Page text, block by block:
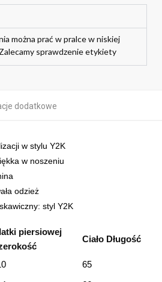
można prać w pralce w niskiej
sprawdzenie etykiety
dodatkowe
w stylu Y2K
w noszeniu
odzież
styl Y2K
piersiowej
Ciało Długość
65